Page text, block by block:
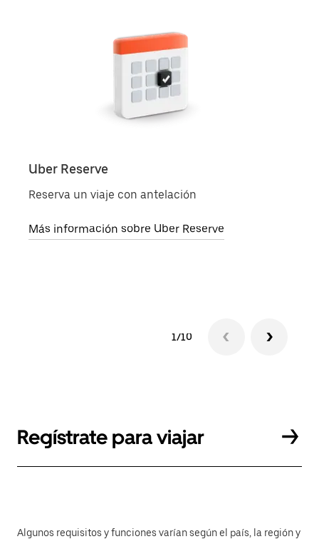
Uber Reserve
Reserva un viaje con antelación
Más información sobre Uber Reserve
1/10
Regístrate para viajar
Algunos requisitos y funciones varían según el país, la región y